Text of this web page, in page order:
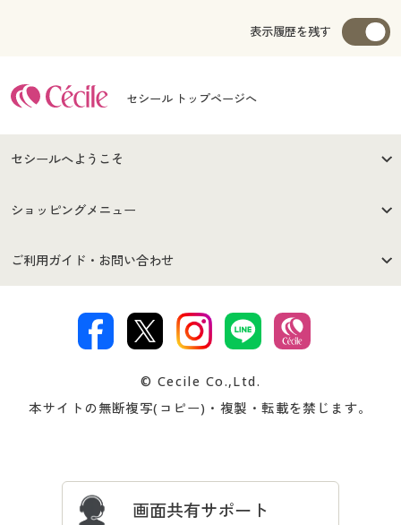
表示履歴を残す
セシール トップページへ
セシールへようこそ
はじめての方へ
セシールご利用規約
著作権・商標について 会社案内
ショッピングメニュー
商品カテゴリ
プレゼント＆キャンペーン サイトマップ
ご利用ガイド・お問い合わせ
交換・返品は お支払は
ついて
忘れの場合
© Cecile Co.,Ltd.
本サイトの無断複写(コピー)・複製・転載を禁じます。
画面共有サポート